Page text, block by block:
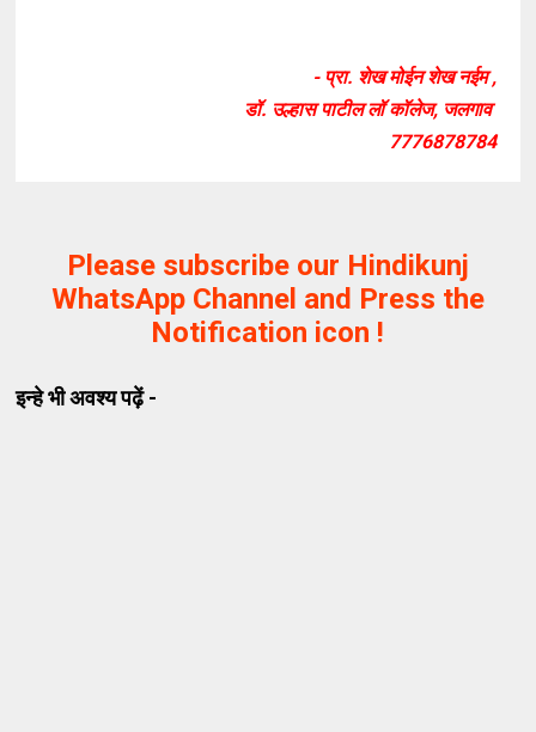
- प्रा. शेख मोईन शेख नईम ,
डॉ. उल्हास पाटील लॉ कॉलेज, जलगाव
7776878784
Please subscribe our Hindikunj
WhatsApp Channel and Press the
Notification icon !
इन्हे भी अवश्य पढ़ें -